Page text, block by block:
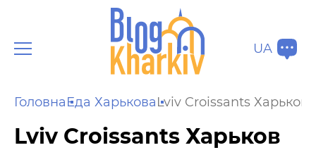
UA
ГоловнаЕда ХарьковаLviv Croissants Харьков
Lviv Croissants Харьков